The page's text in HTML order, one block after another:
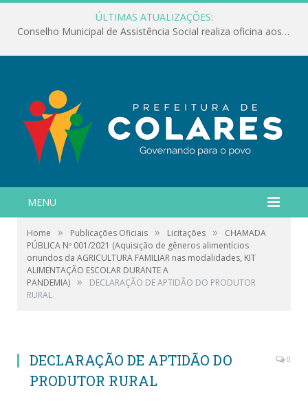
ÚLTIMAS ATUALIZAÇÕES:
Conselho Municipal de Assistência Social realiza oficina aos servidores
MENU
Home » Publicações Oficiais » Licitações »
CHAMADA
PÚBLICA Nº 001/2021 (Aquisição de gêneros alimentícios
oriundos da AGRICULTURA FAMILIAR nas modalidades, KIT
ALIMENTAÇÃO ESCOLAR DURANTE A
PANDEMIA) »
DECLARAÇÃO DE APTIDÃO DO PRODUTOR
RURAL
DECLARAÇÃO DE APTIDÃO DO
PRODUTOR RURAL
0